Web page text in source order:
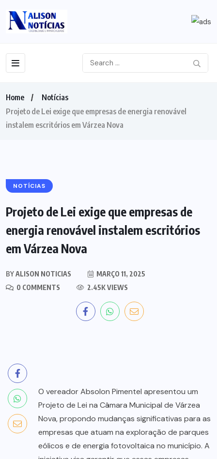
Home
Notícias
Projeto de Lei exige que empresas de energia renovável
instalem escritórios em Várzea Nova
NOTÍCIAS
Projeto de Lei exige que empresas de
energia renovável instalem escritórios
em Várzea Nova
BYALISON NOTICIAS
MARÇO 11, 2025
0 COMMENTS
2.45K VIEWS
O vereador Absolon Pimentel apresentou um
Projeto de Lei na Câmara Municipal de Várzea
Nova, propondo mudanças significativas para as
empresas que atuam na exploração de parques
eólicos e de energia fotovoltaica no município. A